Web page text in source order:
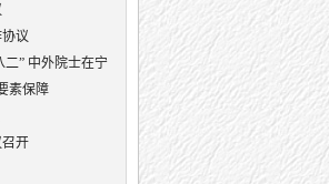
议
二” 中外院士在宁
素保障
开